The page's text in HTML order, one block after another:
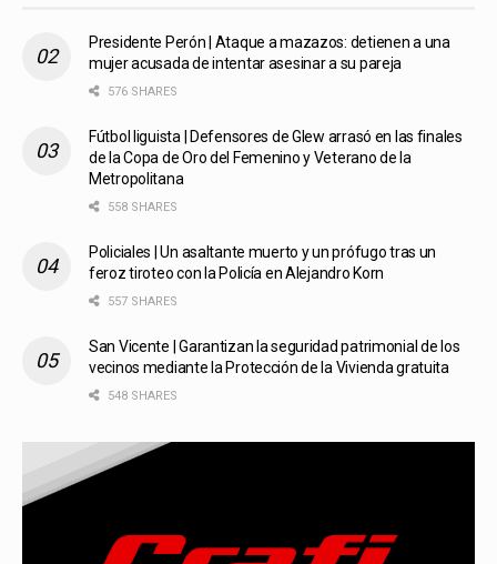
Presidente Perón | Ataque a mazazos: detienen a una
mujer acusada de intentar asesinar a su pareja
576 SHARES
Fútbol liguista | Defensores de Glew arrasó en las finales
de la Copa de Oro del Femenino y Veterano de la
Metropolitana
558 SHARES
Policiales | Un asaltante muerto y un prófugo tras un
feroz tiroteo con la Policía en Alejandro Korn
557 SHARES
San Vicente | Garantizan la seguridad patrimonial de los
vecinos mediante la Protección de la Vivienda gratuita
548 SHARES